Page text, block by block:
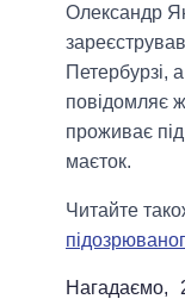
Олександр
Петербурзі,
повідомляє
проживає
маєток.
Читайте
Нагадаємо,